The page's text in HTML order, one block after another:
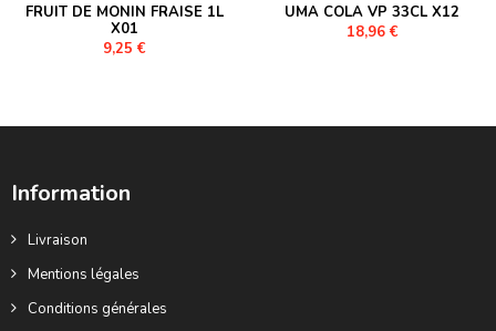
FRUIT DE MONIN FRAISE 1L
X01
9,25 €
UMA COLA VP 33CL X12
18,96 €
Information
Livraison
Mentions légales
Conditions générales